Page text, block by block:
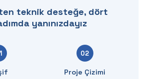
teknik desteğe, dört
yanınızdayız
02
Proje Çizimi